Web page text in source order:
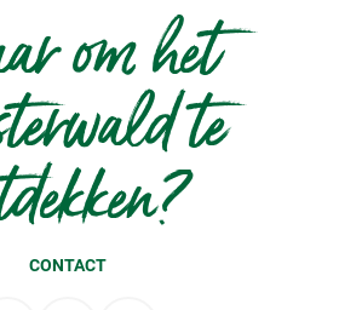
om het
te
CONTACT